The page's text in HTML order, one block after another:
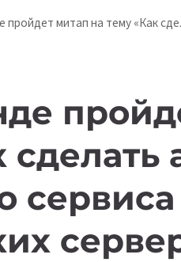
пройдет митап на тему ​​«Как
сделать